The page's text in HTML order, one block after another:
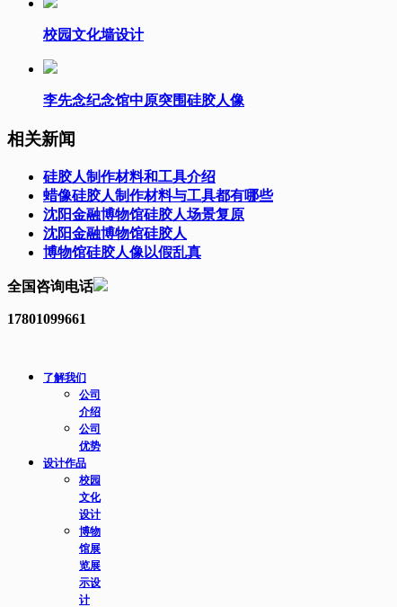
校园文化墙设计
李先念纪念馆中原突围硅胶人像
相关新闻
硅胶人制作材料和工具介绍
蜡像硅胶人制作材料与工具都有哪些
沈阳金融博物馆硅胶人场景复原
沈阳金融博物馆硅胶人
博物馆硅胶人像以假乱真
全国咨询电话
17801099661
了解我们
公司
介绍
公司
优势
设计作品
校园
文化
设计
博物
馆展
览展
示设
计